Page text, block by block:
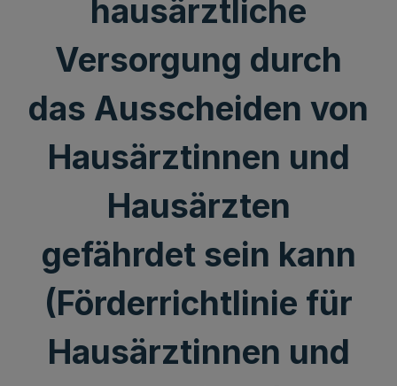
hausärztliche
Versorgung durch
das Ausscheiden von
Hausärztinnen und
Hausärzten
gefährdet sein kann
(Förderrichtlinie für
Hausärztinnen und